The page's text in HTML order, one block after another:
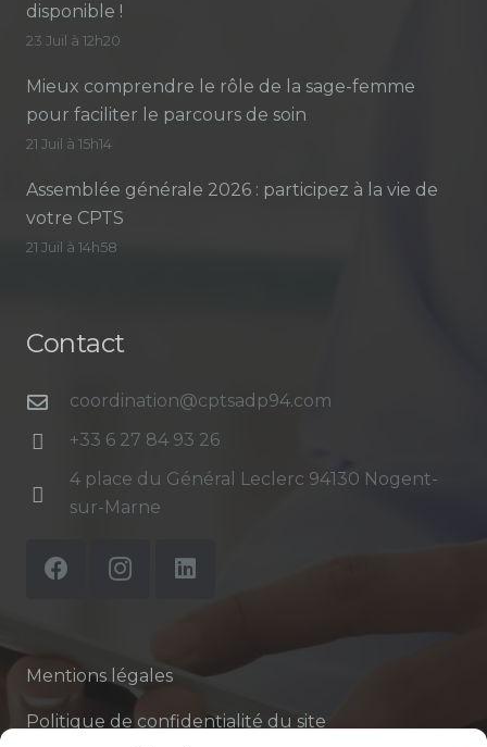
disponible !
23 Juil à 12h20
Mieux comprendre le rôle de la sage-femme
pour faciliter le parcours de soin
21 Juil à 15h14
Assemblée générale 2026 : participez à la vie de
votre CPTS
21 Juil à 14h58
Contact
coordination@cptsadp94.com
+33 6 27 84 93 26
4 place du Général Leclerc 94130 Nogent-
sur-Marne
Mentions légales
Politique de confidentialité du site